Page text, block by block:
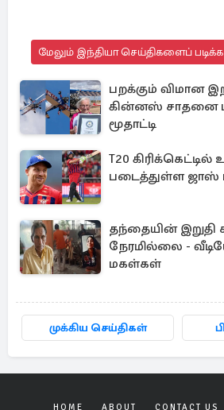
மேலும் இந்தியா செய்திகளைப்
பறக்கும் விமான
கின்னஸ் சாதனை
மூதாட்டி
T20
படைத்துள்ள ஜாஸ்
தந்தையின் இறுதி
நேரமில்லை -
மகள்கள்
முக்கிய செய்திகள்
HOME ABOUT CONTACT US